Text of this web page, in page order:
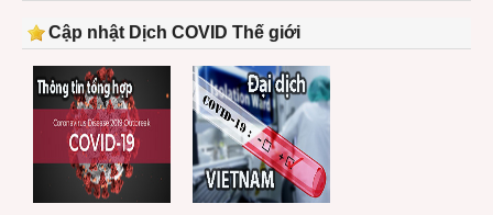
Cập nhật Dịch COVID Thế giới